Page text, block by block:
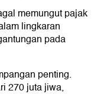
memungut pajak
lingkaran
pada
penting.
270 juta jiwa,